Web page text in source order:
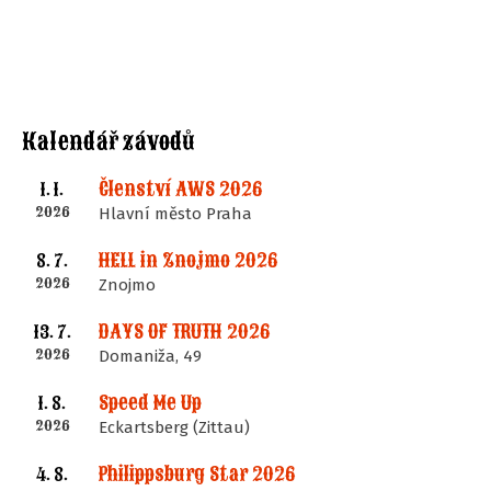
Kalendář závodů
1. 1.
2026
Členství AWS 2026
Hlavní město Praha
8. 7.
2026
HELL in Znojmo 2026
Znojmo
13. 7.
2026
DAYS OF TRUTH 2026
Domaniža, 49
1. 8.
2026
Speed Me Up
Eckartsberg (Zittau)
4. 8. Philippsburg Star 2026